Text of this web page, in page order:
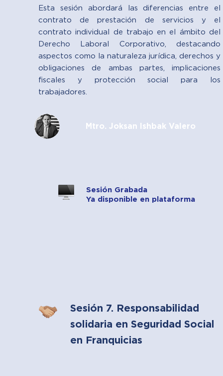
Esta sesión abordará las diferencias entre el
contrato de prestación de servicios y el
contrato individual de trabajo en el ámbito del
Derecho Laboral Corporativo, destacando
aspectos como la naturaleza jurídica, derechos y
obligaciones de ambas partes, implicaciones
fiscales y protección social para los
trabajadores.
Mtro. Joksan Ishbak Valero
Sesión Grabada
Ya disponible en plataforma
Sesión 7. Responsabilidad
solidaria en Seguridad Social
en Franquicias